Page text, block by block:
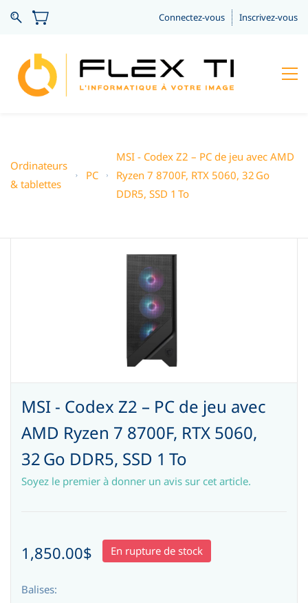
Connectez-vous Inscrivez-vous
Ordinateurs
& tablettes
PC
MSI - Codex Z2 – PC de jeu avec AMD
Ryzen 7 8700F, RTX 5060, 32 Go
DDR5, SSD 1 To
MSI - Codex Z2 – PC de jeu avec
AMD Ryzen 7 8700F, RTX 5060,
32 Go DDR5, SSD 1 To
Soyez le premier à donner un avis sur cet article.
1,850.00$ En rupture de stock
Balises: